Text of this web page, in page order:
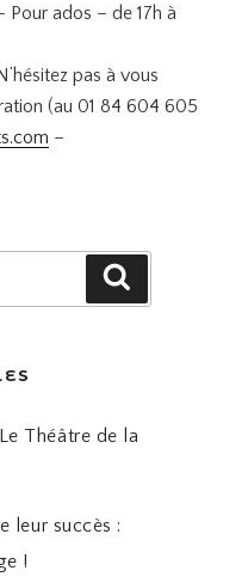
ados – de 17h à
pas à vous
(au 01 84 604 605
–
Théâtre de la
leur succès :
!